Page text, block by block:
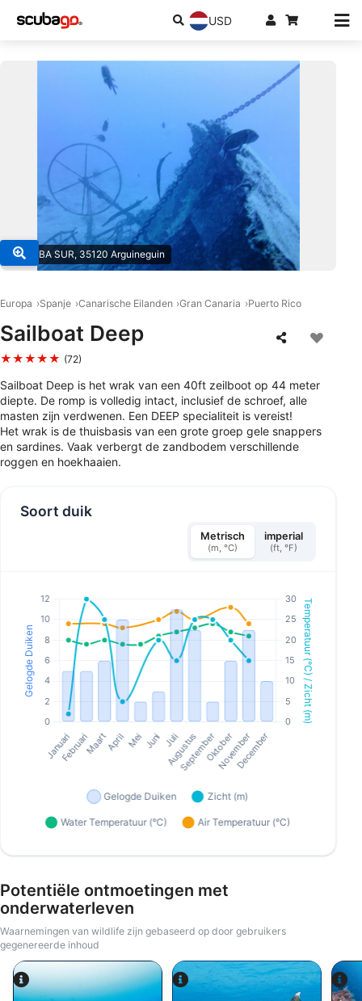
USD
© SCUBA SUR, 35120 Arguineguin
Europa Spanje Canarische Eilanden Gran Canaria Puerto Rico
Sailboat Deep
★★★★★ (72)
Sailboat Deep is het wrak van een 40ft zeilboot op 44 meter
diepte. De romp is volledig intact, inclusief de schroef, alle
masten zijn verdwenen. Een DEEP specialiteit is vereist!
Het wrak is de thuisbasis van een grote groep gele snappers
en sardines. Vaak verbergt de zandbodem verschillende
roggen en hoekhaaien.
Soort duik
Metrisch
(m, °C)
imperial
(ft, °F)
Potentiële ontmoetingen met
onderwaterleven
Waarnemingen van wildlife zijn gebaseerd op door gebruikers
gegenereerde inhoud